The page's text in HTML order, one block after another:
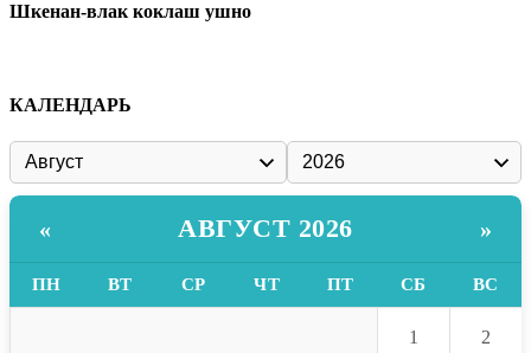
Шкенан-влак коклаш ушно
КАЛЕНДАРЬ
« АВГУСТ 2026 »
ПН ВТ СР ЧТ ПТ СБ ВС
1 2